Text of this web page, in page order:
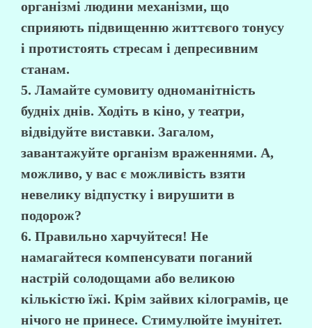
організмі людини механізми, що
сприяють підвищенню життєвого тонусу
і протистоять стресам і депресивним
станам.
5. Ламайте сумовиту одноманітність
будніх днів. Ходіть в кіно, у театри,
відвідуйте виставки. Загалом,
завантажуйте організм враженнями. А,
можливо, у вас є можливість взяти
невелику відпустку і вирушити в
подорож?
6. Правильно харчуйтеся! Не
намагайтеся компенсувати поганий
настрій солодощами або великою
кількістю їжі. Крім зайвих кілограмів, це
нічого не принесе. Стимулюйте імунітет.